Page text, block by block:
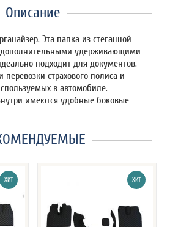
Описание
Эта папка из стеганной
удерживающими
подходит для документов.
страхового полиса и
в автомобиле.
имеются удобные боковые
ХИТ ХИТ